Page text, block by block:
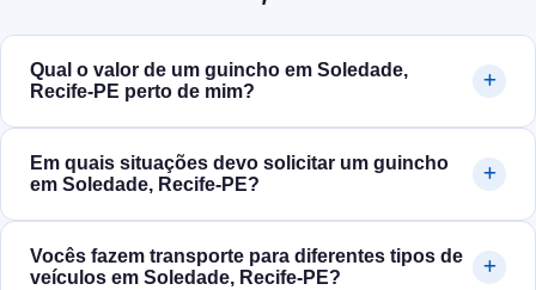
Qual o valor de um guincho em Soledade,
Recife‑PE perto de mim?
Em quais situações devo solicitar um guincho
em Soledade, Recife‑PE?
Vocês fazem transporte para diferentes tipos de
veículos em Soledade, Recife‑PE?